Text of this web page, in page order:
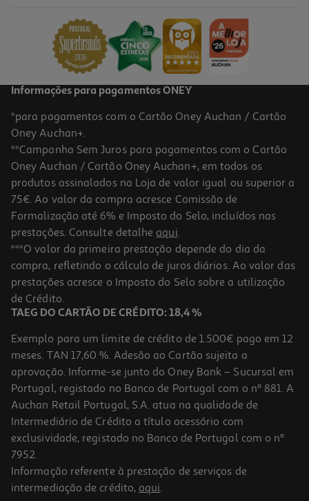
Doce Extra 50% Frutos Auchan Ameixa 360 G
6.53 €/Kg
2,35 €
Doce Extra 50% Frutos Auchan Mirtilo 360g
Informações para pagamentos ONEY
*para pagamentos com o Cartão Oney Auchan / Cartão
Oney Auchan+.
**Campanha Sem Juros para pagamentos com o Cartão
Oney Auchan / Cartão Oney Auchan+, em todos os
produtos assinalados na Loja de valor igual ou superior a
75€. Ao valor da compra acresce Comissão de
Formalização até 6% e Imposto do Selo, incluídos nas
prestações. Consulte detalhe aqui.
***O valor da primeira prestação depende do dia da
compra, refletindo o cálculo de juros diários. Ao valor das
prestações acresce o Imposto do Selo sobre a utilização
de Crédito.
TAEG DO CARTÃO DE CRÉDITO: 18,4 %
Exemplo para um limite de crédito de 1.500€ pago em 12
meses. TAN 17,60 %. Adesão ao Cartão sujeita a
aprovação. Informe-se junto do Oney Bank – Sucursal em
Portugal, registado no Banco de Portugal com o nº 881. A
Auchan Retail Portugal, S.A. atua na qualidade de
Intermediário de Crédito a título acessório com
exclusividade, registado no Banco de Portugal com o nº
7952.
Informação referente à prestação de serviços de
intermediação de crédito, aqui.